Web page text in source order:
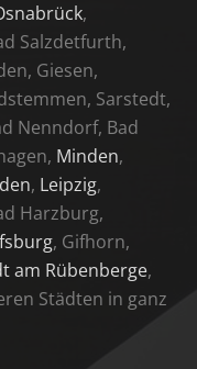
,
Salzdetfurth,
Giesen,
Sarstedt,
Nenndorf, Bad
Minden,
, Leipzig,
Harzburg,
, Gifhorn,
am Rübenberge,
Städten in ganz